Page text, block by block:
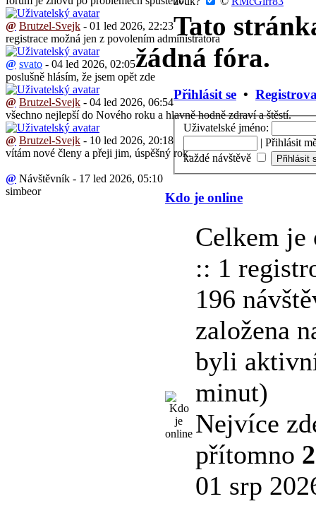
@ Brutzel-Svejk - 01 led 2026, 22:23
registrace možná jen z povolením administratora
@ svato - 04 led 2026, 02:05
poslušně hlásím, že jsem opět zde
@ Brutzel-Svejk - 04 led 2026, 06:54
všechno nejlepší do Nového roku a hlavně hodně zdraví a štěstí.
@ Brutzel-Svejk - 10 led 2026, 20:18
vítám nové členy a přeji jim, úspěšný rok.
@ Návštěvník - 17 led 2026, 05:10
simbeor
Tato
žádná fóra.
Přihlásit se •
Uživatelské jméno:
| Přihlásit
každé návštěvě
Kdo je online
Celkem
:: 1
196
založena
byli
minut)
Nejvíce
přítomno
01 srp